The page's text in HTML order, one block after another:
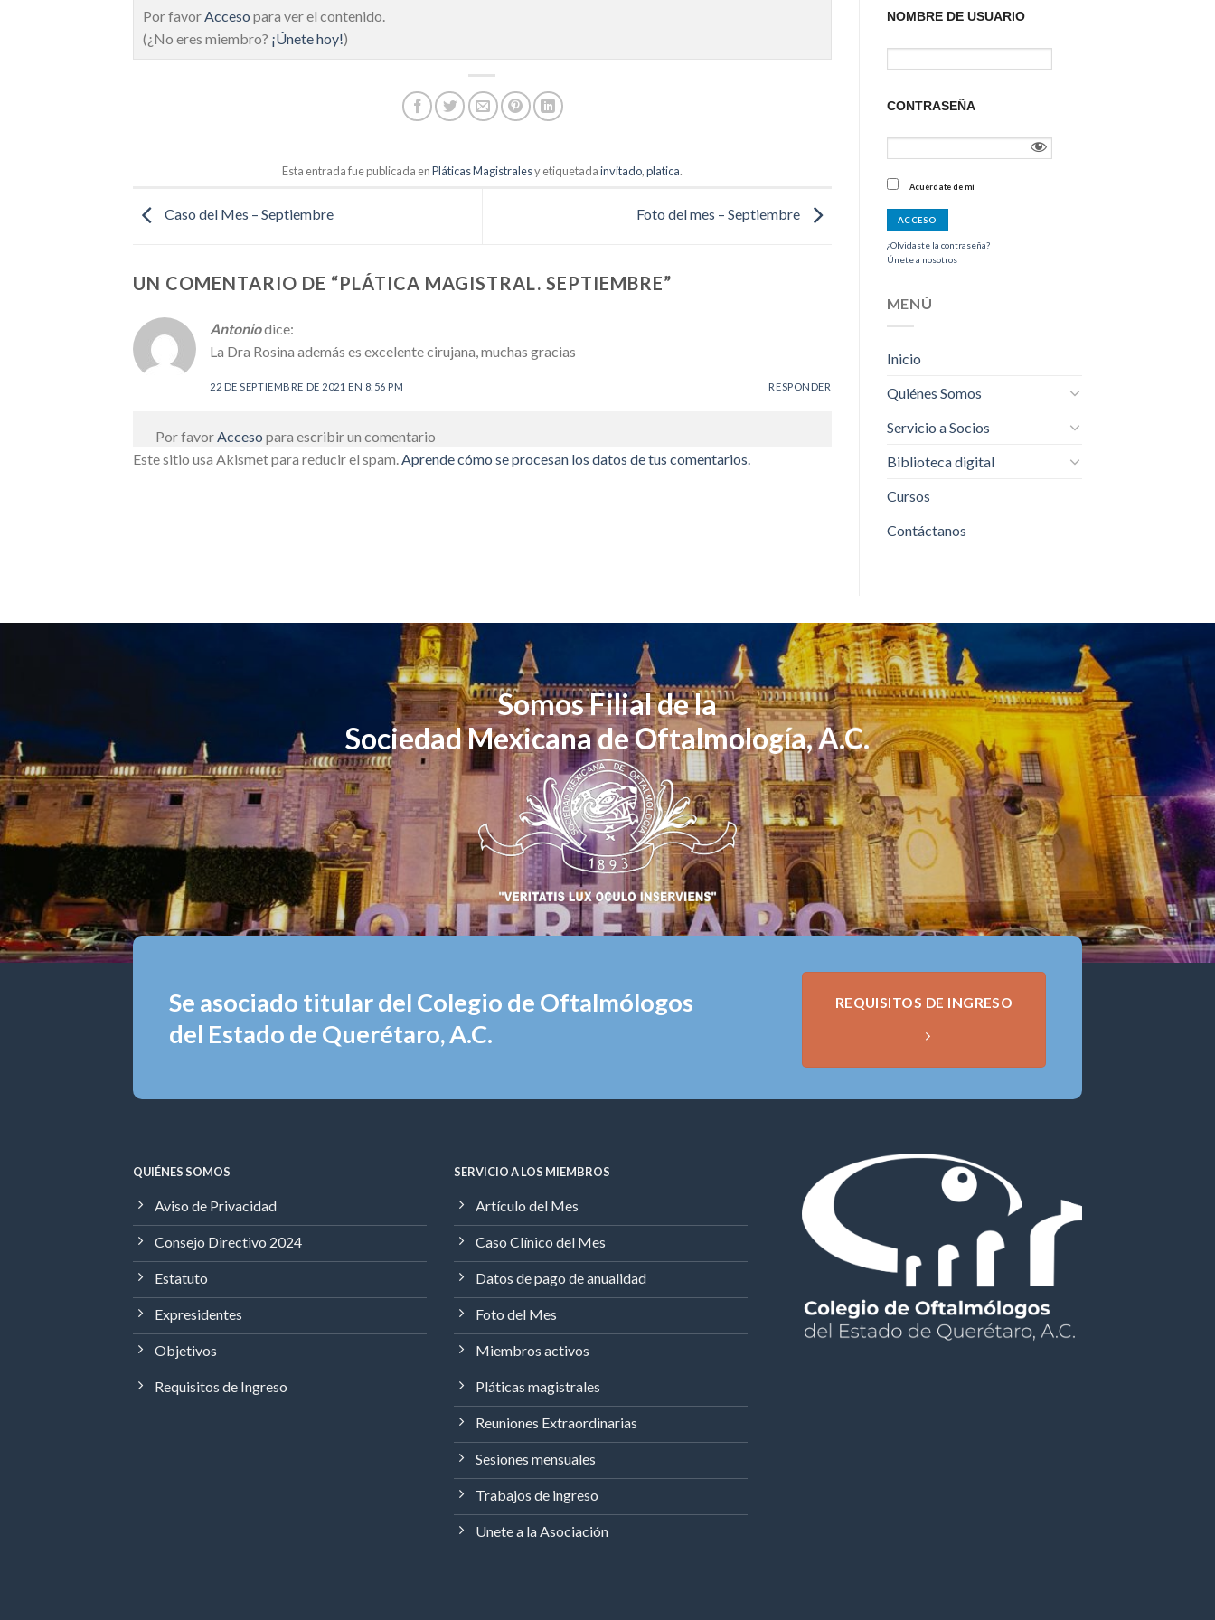
Por favorAcceso para ver el contenido.
(¿No eres miembro? ¡Únete hoy!)
Esta entrada fue publicada enPláticas Magistralesy etiquetadainvitado,platica.
Caso del Mes – Septiembre Foto del mes – Septiembre
UN COMENTARIO DE “PLÁTICA MAGISTRAL. SEPTIEMBRE”
Antoniodice:
La Dra Rosina además es excelente cirujana, muchas gracias
22 DE SEPTIEMBRE DE 2021 EN 8:56 PM RESPONDER
Por favorAcceso para escribir un comentario
Este sitio usa Akismet para reducir el spam.Aprende cómo se procesan los datos de tus comentarios.
NOMBRE DE USUARIO
CONTRASEÑA
Acuérdate de mí
¿Olvidaste la contraseña?
Únete a nosotros
MENÚ
Inicio
Quiénes Somos
Servicio a Socios
Biblioteca digital
Cursos
Contáctanos
Somos Filial de la
Sociedad Mexicana de Oftalmología, A.C.
Se asociado titular del Colegio de Oftalmólogos
del Estado de Querétaro, A.C.
REQUISITOS DE INGRESO
QUIÉNES SOMOS
Aviso de Privacidad
Consejo Directivo 2024
Estatuto
Expresidentes
Objetivos
Requisitos de Ingreso
SERVICIO A LOS MIEMBROS
Artículo del Mes
Caso Clínico del Mes
Datos de pago de anualidad
Foto del Mes
Miembros activos
Pláticas magistrales
Reuniones Extraordinarias
Sesiones mensuales
Trabajos de ingreso
Unete a la Asociación